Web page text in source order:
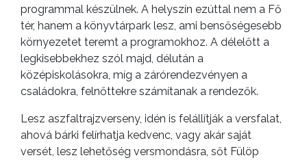
programmal készülnek. A helyszín ezúttal nem a Fő
tér, hanem a könyvtárpark lesz, ami bensőségesebb
környezetet teremt a programokhoz. A délelőtt a
legkisebbekhez szól majd, délután a
középiskolásokra, míg a zárórendezvényen a
családokra, felnőttekre számítanak a rendezők.
Lesz aszfaltrajzverseny, idén is felállítják a versfalat,
ahová bárki felírhatja kedvenc, vagy akár saját
versét, lesz lehetőség versmondásra, sőt Fülöp